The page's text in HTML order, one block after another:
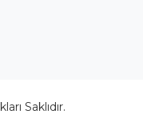
Saklıdır.